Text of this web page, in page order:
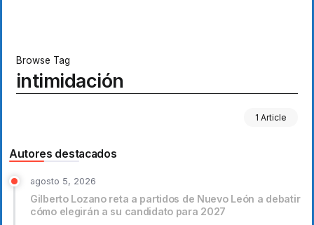
Browse Tag
intimidación
1 Article
Autores destacados
agosto 5, 2026
Gilberto Lozano reta a partidos de Nuevo León a debatir
cómo elegirán a su candidato para 2027